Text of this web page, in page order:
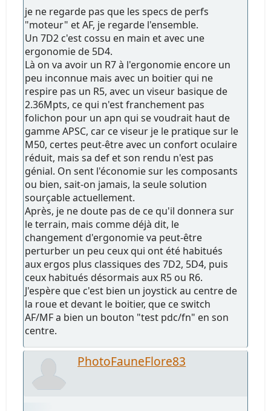
je ne regarde pas que les specs de perfs
"moteur" et AF, je regarde l'ensemble.
Un 7D2 c'est cossu en main et avec une
ergonomie de 5D4.
Là on va avoir un R7 à l'ergonomie encore un
peu inconnue mais avec un boitier qui ne
respire pas un R5, avec un viseur basique de
2.36Mpts, ce qui n'est franchement pas
folichon pour un apn qui se voudrait haut de
gamme APSC, car ce viseur je le pratique sur le
M50, certes peut-être avec un confort oculaire
réduit, mais sa def et son rendu n'est pas
génial. On sent l'économie sur les composants
ou bien, sait-on jamais, la seule solution
sourçable actuellement.
Après, je ne doute pas de ce qu'il donnera sur
le terrain, mais comme déjà dit, le
changement d'ergonomie va peut-être
perturber un peu ceux qui ont été habitués
aux ergos plus classiques des 7D2, 5D4, puis
ceux habitués désormais aux R5 ou R6.
J'espère que c'est bien un joystick au centre de
la roue et devant le boitier, que ce switch
AF/MF a bien un bouton "test pdc/fn" en son
centre.
PhotoFauneFlore83